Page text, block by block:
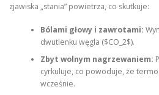
zjawiska „stania” powietrza, co skutkuje:
Bólami głowy i zawrotami:
dwutlenku węgla ($CO_2$).
Zbyt wolnym nagrzewaniem:
cyrkuluje, co powoduje, że
wcześnie.